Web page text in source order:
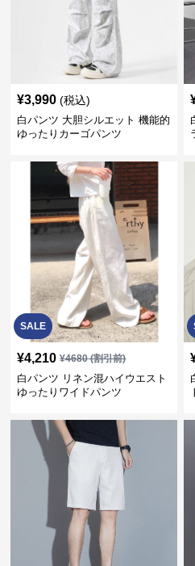
¥3,990 (税込)
白パンツ 大胆シルエット 機能的
ゆったりカーゴパンツ
SALE
¥4,210 ¥4680(割引前)
白パンツ リネン混ハイウエスト
ゆったりワイドパンツ